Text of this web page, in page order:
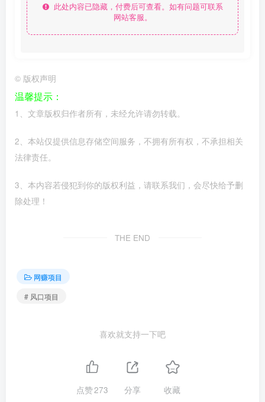
此处内容已隐藏，付费后可查看。如有问题可联系
网站客服。
© 版权声明
温馨提示：
1、文章版权归作者所有，未经允许请勿转载。
2、本站仅提供信息存储空间服务，不拥有所有权，不承担相关
法律责任。
3、本内容若侵犯到你的版权利益，请联系我们，会尽快给予删
除处理！
THE END
网赚项目
# 风口项目
喜欢就支持一下吧
点赞273 分享 收藏